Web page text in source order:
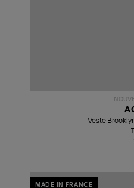
Veste
MADE IN FRANCE